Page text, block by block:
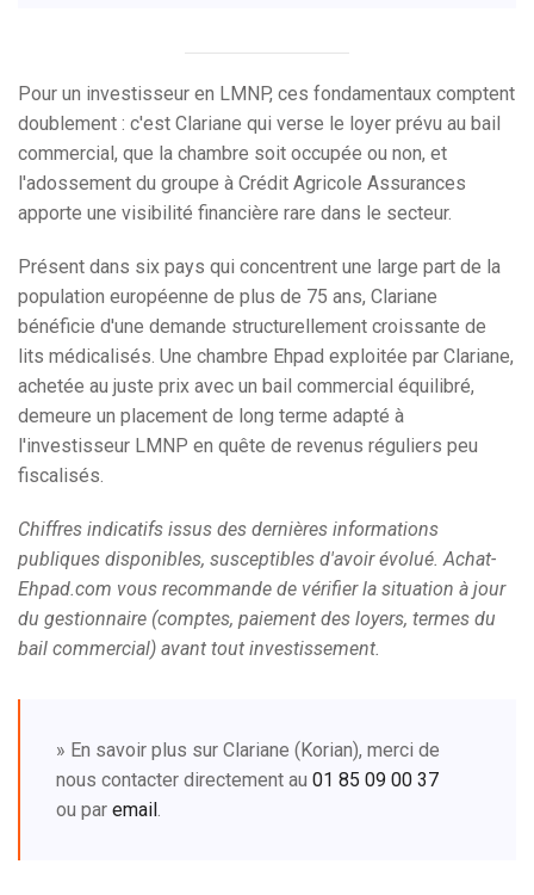
Pour un investisseur en LMNP, ces fondamentaux comptent
doublement : c'est Clariane qui verse le loyer prévu au bail
commercial, que la chambre soit occupée ou non, et
l'adossement du groupe à Crédit Agricole Assurances
apporte une visibilité financière rare dans le secteur.
Présent dans six pays qui concentrent une large part de la
population européenne de plus de 75 ans, Clariane
bénéficie d'une demande structurellement croissante de
lits médicalisés. Une chambre Ehpad exploitée par Clariane,
achetée au juste prix avec un bail commercial équilibré,
demeure un placement de long terme adapté à
l'investisseur LMNP en quête de revenus réguliers peu
fiscalisés.
Chiffres indicatifs issus des dernières informations
publiques disponibles, susceptibles d'avoir évolué. Achat-
Ehpad.com vous recommande de vérifier la situation à jour
du gestionnaire (comptes, paiement des loyers, termes du
bail commercial) avant tout investissement.
» En savoir plus sur Clariane (Korian), merci de
nous contacter directement au 01 85 09 00 37
ou par email